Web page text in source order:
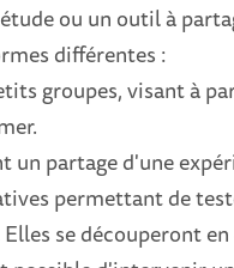
ou un outil à
différentes :
groupes, visant à
un partage d'une
permettant de
se découperont